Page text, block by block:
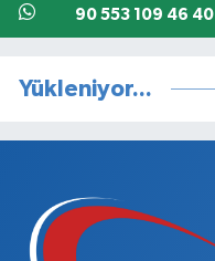
90 553 109 46 40
Yükleniyor...